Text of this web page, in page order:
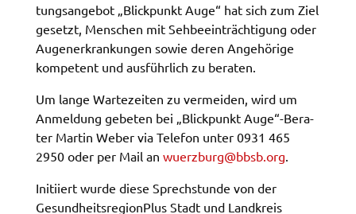
tungs­an­ge­bot „Blick­punkt Auge“ hat sich zum Ziel
gesetzt, Menschen mit Sehbe­ein­träch­ti­gung oder
Augen­er­kran­kun­gen sowie deren Ange­hö­ri­ge
kompe­tent und ausführ­lich zu bera­ten.
Um lange Warte­zei­ten zu vermei­den, wird um
Anmel­dung gebe­ten bei „Blick­punkt Auge“-Bera­
ter Martin Weber via Tele­fon unter 0931 465
2950 oder per Mail an wuerz­burg@​bbsb.​org.
Initi­iert wurde diese Sprech­stun­de von der
Gesund­heits­re­gion­Plus Stadt und Land­kreis
Name:
fe_typo_user
Anbieter:
Landratsamt Schweinfurt
Zweck:
Anonyme Klickzählung
Cookie Laufzeit:
Session